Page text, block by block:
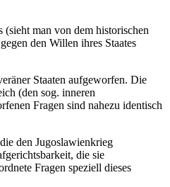
man von dem historischen
den Willen ihres Staates
Staaten aufgeworfen. Die
(den sog. inneren
Fragen sind nahezu identisch
den Jugoslawienkrieg
die sie
Fragen speziell dieses